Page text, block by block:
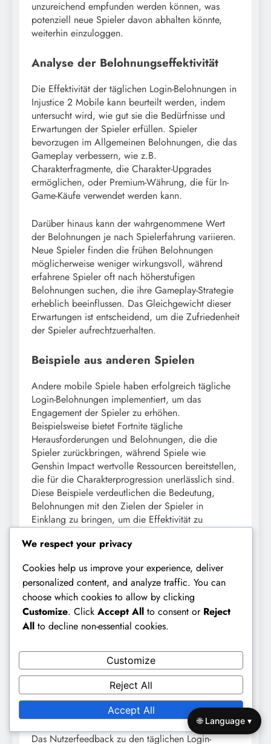
unzureichend empfunden werden können, was
potenziell neue Spieler davon abhalten könnte,
weiterhin einzuloggen.
Analyse der Belohnungseffektivität
Die Effektivität der täglichen Login-Belohnungen in
Injustice 2 Mobile kann beurteilt werden, indem
untersucht wird, wie gut sie die Bedürfnisse und
Erwartungen der Spieler erfüllen. Spieler
bevorzugen im Allgemeinen Belohnungen, die das
Gameplay verbessern, wie z.B.
Charakterfragmente, die Charakter-Upgrades
ermöglichen, oder Premium-Währung, die für In-
Game-Käufe verwendet werden kann.
Darüber hinaus kann der wahrgenommene Wert
der Belohnungen je nach Spielerfahrung variieren.
Neue Spieler finden die frühen Belohnungen
möglicherweise weniger wirkungsvoll, während
erfahrene Spieler oft nach höherstufigen
Belohnungen suchen, die ihre Gameplay-Strategie
erheblich beeinflussen. Das Gleichgewicht dieser
Erwartungen ist entscheidend, um die Zufriedenheit
der Spieler aufrechtzuerhalten.
Beispiele aus anderen Spielen
Andere mobile Spiele haben erfolgreich tägliche
Login-Belohnungen implementiert, um das
Engagement der Spieler zu erhöhen.
Beispielsweise bietet Fortnite tägliche
Herausforderungen und Belohnungen, die die
Spieler zurückbringen, während Spiele wie
Genshin Impact wertvolle Ressourcen bereitstellen,
die für die Charakterprogression unerlässlich sind.
Diese Beispiele verdeutlichen die Bedeutung,
Belohnungen mit den Zielen der Spieler in
Einklang zu bringen, um die Effektivität zu
Im Gegensatz dazu haben einige Spiele Kritik für
ihre Systeme der täglichen Belohnungen erhalten.
Spieler könnten das Gefühl haben, dass die
Belohnungen unzureichend oder zu schwer zu
erhalten sind, was zu Frustration und verringertem
Engagement führen kann. Aus diesen Beispielen zu
Ansatz für tägliche Login-Belohnungen zu
verfeinern.
Zusammenfassung des
Nutzerfeedbacks
Das Nutzerfeedback zu den täglichen Login-
We respect your privacy
Cookies help us improve your experience, deliver
personalized content, and analyze traffic. You can
choose which cookies to allow by clicking
Customize. Click Accept All to consent or Reject
All to decline non-essential cookies.
Customize
Reject All
Accept All
🌐 Language ▾